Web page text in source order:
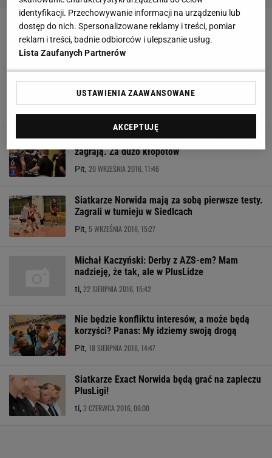
Prezes Exact Systems Norwida o debiucie w I
lidze i kontaktach z AZS-em [ROZMOWA]
pit,28 WRZEŚNIA 2016, 14:32
Jakub Oczko: Dzieci rosną, a ja nie chciałbym
tych najpiękniejszych lat przegapić [ROZMOWA]
Siatkarze Norwida w hali Polonia jednak nie
zagrają. Za dużo kłopotów
Pit, 20 WRZEŚNIA 2016, 11:46
Siatkarze Norwida mają za sobą pierwsze testy.
Zagrali w turnieju w Siedlcach
Pit, 5 WRZEŚNIA 2016, 15:27
Michał Kaczyński: Derby z AZS-em? Mam
nadzieję, że tak, ale w PlusLidze
ti, 22 SIERPNIA 2016, 15:42
Nie będzie konfliktu interesów, a może będą
korzyści? Panas: My idziemy swoją drogą
Pit, 18 SIERPNIA 2016, 14:47
Siatkarze Exact Norwida będą grać na zapleczu
PlusLigi!
ti, 3 CZERWCA 2016, 06:00
identyfikacji. Przechowywanie informacji na urządzeniu lub
dostęp do nich. Spersonalizowane reklamy i treści, pomiar
reklam i treści, badnie odbiorców i ulepszanie usług.
Lista Zaufanych Partnerów
USTAWIENIA ZAAWANSOWANE
AKCEPTUJĘ